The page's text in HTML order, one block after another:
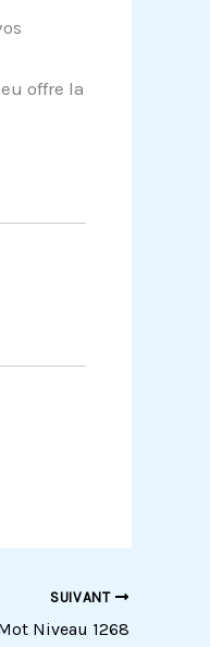
offre la
SUIVANT
Niveau 1268